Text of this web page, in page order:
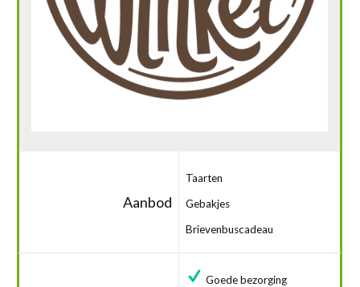
Aanbod
Taarten
Gebakjes
Brievenbuscadeau
Goede bezorging